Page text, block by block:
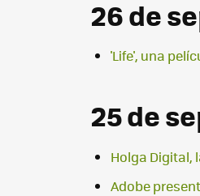
26 de
'Life', una
25 de
Holga Digital,
Adobe